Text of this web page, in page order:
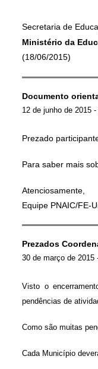
Secretaria de
Ministério da
(18/06/2015)
Documento
12 de junho de 2015 -
Prezado
Para saber mais
Atenciosamente,
Equipe PNAIC/FE-
Prezados
30 de março de 2015
Visto o
pendências de
Como são muitas
Cada Município